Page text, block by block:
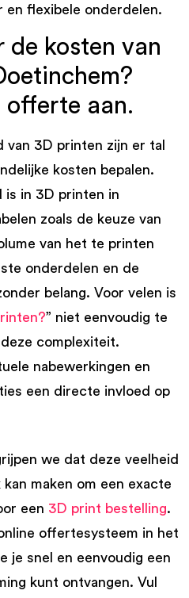
en flexibele onderdelen.
de kosten van
offerte aan.
van 3D printen zijn er tal
kosten bepalen.
is in 3D printen in
zoals de keuze van
van het te printen
onderdelen en de
belang. Voor velen is
” niet eenvoudig te
complexiteit.
nabewerkingen en
een directe invloed op
we dat deze veelheid
maken om een exacte
een 3D print bestelling.
offertesysteem in het
je snel en eenvoudig een
kunt ontvangen. Vul